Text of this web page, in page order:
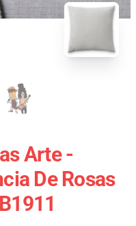
Arte -
De Rosas